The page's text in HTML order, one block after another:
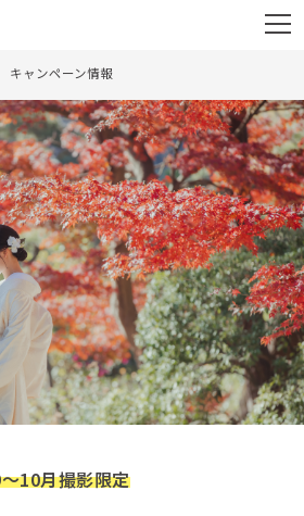
メ
ニ
ー
キャンペーン情報
10月撮影限定